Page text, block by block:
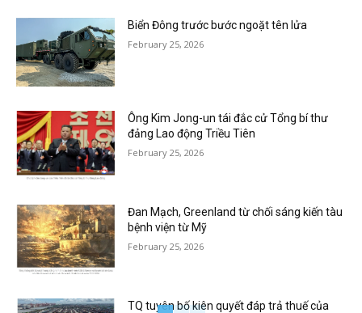
Biển Đông trước bước ngoặt tên lửa
February 25, 2026
Ông Kim Jong-un tái đắc cử Tổng bí thư
đảng Lao động Triều Tiên
February 25, 2026
Đan Mạch, Greenland từ chối sáng kiến tàu
bệnh viện từ Mỹ
February 25, 2026
TQ tuyên bố kiên quyết đáp trả thuế của